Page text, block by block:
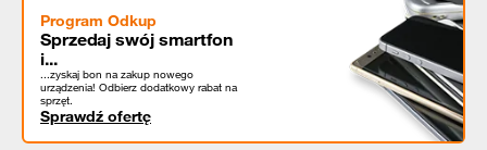
Program Odkup
Sprzedaj swój smartfon
i...
...zyskaj bon na zakup nowego
urządzenia! Odbierz dodatkowy rabat na
sprzęt.
Sprawdź ofertę